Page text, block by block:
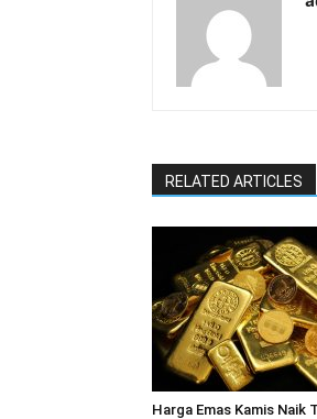
RELATED ARTICLES
Harga Emas Kamis Naik